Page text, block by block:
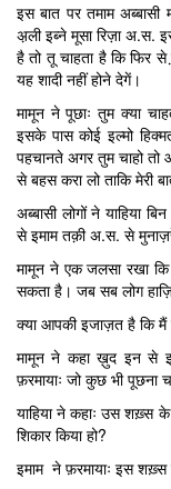
इस बात पर तमाम
अ़ली इब्ने मूसा रिज़ा अ.स.
है तो तू चाहता है कि फिर
यह शादी नहीं होने देगें।
मामून ने पूछाः तुम क्या
इसके पास कोई इल्मो
पहचानते अगर तुम चाहो
से बहस करा लो ताकि मेरी
अब्बासी लोगों ने याहिया
से इमाम तक़ी अ.स. से
मामून ने एक जलसा रखा
सकता है। जब सब लोग
क्या आपकी इजाज़त है कि
मामून ने कहा ख़ुद इन से
फ़रमायाः जो कुछ भी पूछना
याहिया ने कहाः उस शख़्स
शिकार किया हो?
इमाम ने फ़रमायाः इस शख़्स